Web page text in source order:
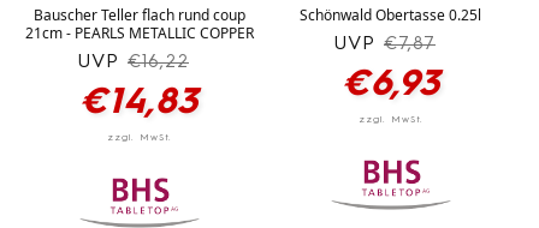
Bauscher Teller flach rund coup
21cm - PEARLS METALLIC COPPER
Normaler
Preis
UVP €16,22
Verkaufspreis
€14,83
Schönwald Obertasse 0.25l
Normaler
Preis
UVP €7,87
Verkaufspreis
€6,93